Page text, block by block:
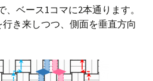
ベース1コマに2本通ります。
き来しつつ、側面を垂直方向